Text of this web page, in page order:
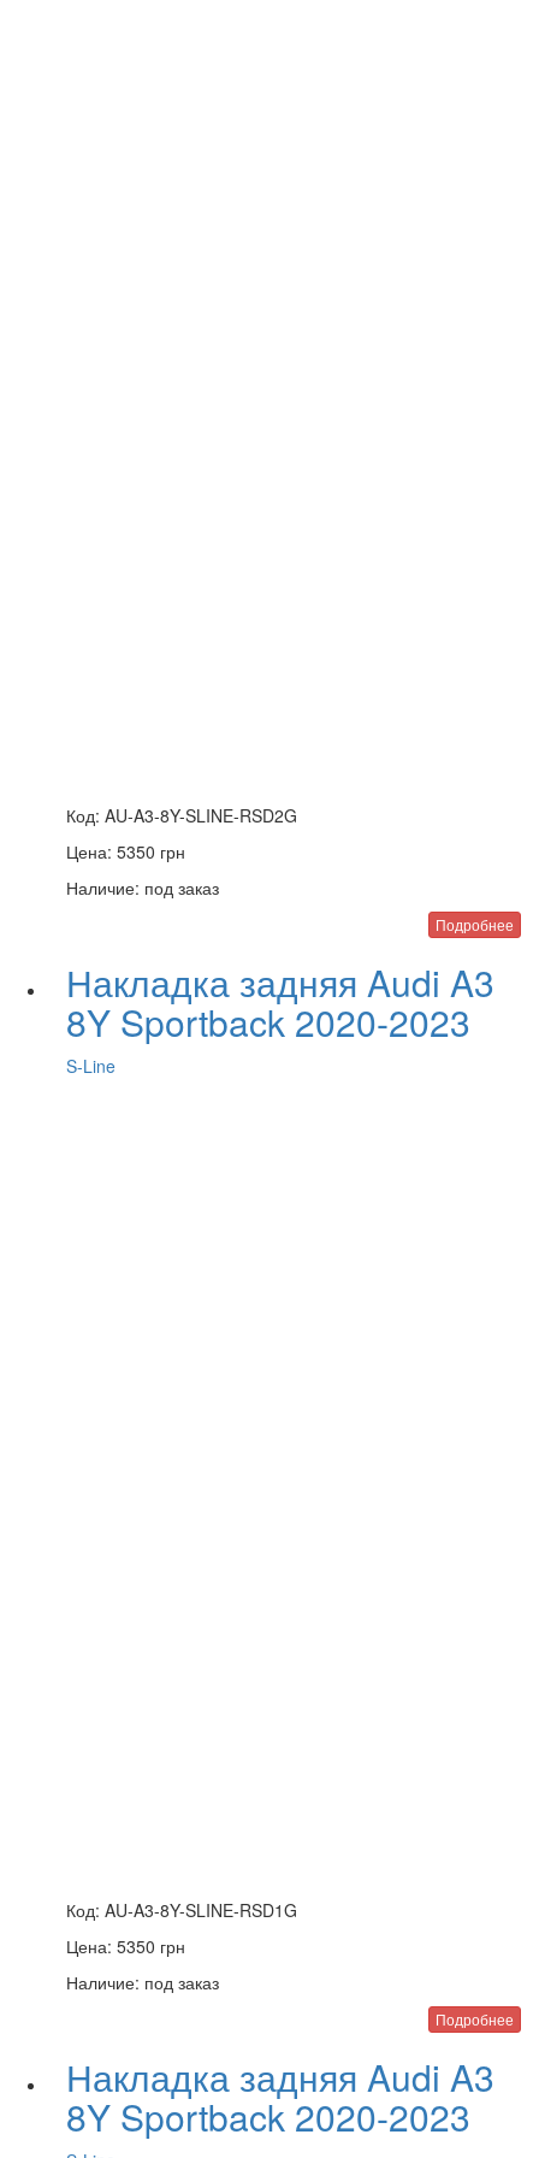
Код: AU-A3-8Y-SLINE-RSD2G
Цена: 5350 грн
Наличие: под заказ
Подробнее
Накладка задняя Audi A3
8Y Sportback 2020-2023
S-Line
Код: AU-A3-8Y-SLINE-RSD1G
Цена: 5350 грн
Наличие: под заказ
Подробнее
Накладка задняя Audi A3
8Y Sportback 2020-2023